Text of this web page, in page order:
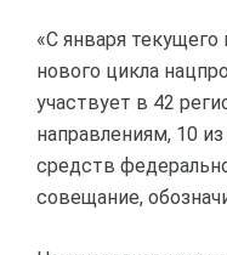
«С января текущего
нового цикла
участвует в 42
направлениям, 10
средств
совещание,